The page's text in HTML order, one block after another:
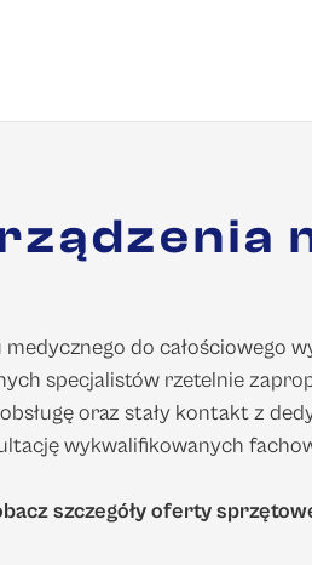
do całościowego
specjalistów rzetelnie
oraz stały kontakt z
wykwalifikowanych
szczegóły oferty